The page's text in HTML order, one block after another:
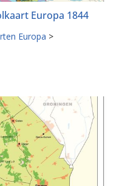
Europa 1844
Europa >